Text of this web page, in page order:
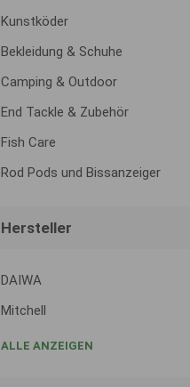
Kunstköder
Bekleidung & Schuhe
Camping & Outdoor
End Tackle & Zubehör
Fish Care
Rod Pods und Bissanzeiger
Hersteller
DAIWA
Mitchell
ALLE ANZEIGEN